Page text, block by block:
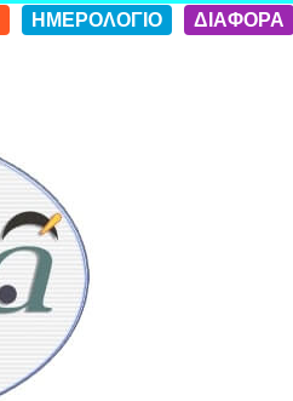
ΗΜΕΡΟΛΟΓΙΟ ΔΙΑΦΟΡΑ